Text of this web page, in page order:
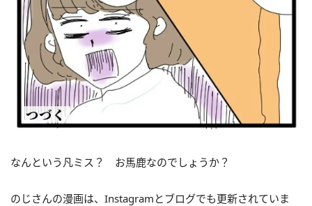
なんという凡ミス？ お馬鹿なのでしょうか？
のじさんの漫画は、Instagramとブログでも更新されていま